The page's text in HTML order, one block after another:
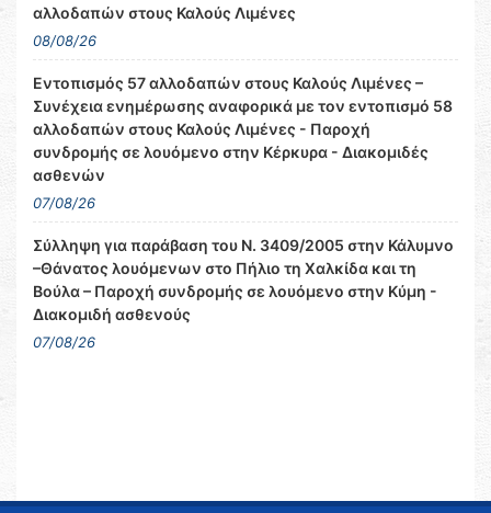
αλλοδαπών στους Καλούς Λιμένες
08/08/26
Εντοπισμός 57 αλλοδαπών στους Καλούς Λιμένες –
Συνέχεια ενημέρωσης αναφορικά με τον εντοπισμό 58
αλλοδαπών στους Καλούς Λιμένες - Παροχή
συνδρομής σε λουόμενο στην Κέρκυρα - Διακομιδές
ασθενών
07/08/26
Σύλληψη για παράβαση του Ν. 3409/2005 στην Κάλυμνο
–Θάνατος λουόμενων στο Πήλιο τη Χαλκίδα και τη
Βούλα – Παροχή συνδρομής σε λουόμενο στην Κύμη -
Διακομιδή ασθενούς
07/08/26